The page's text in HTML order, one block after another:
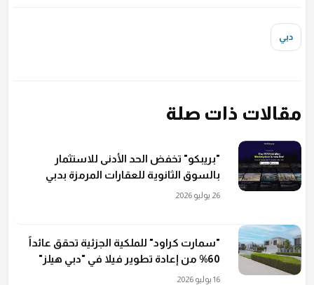
دبي
مقالات ذات صلة
"بريبكو" تخفض الحد الأدنى للاستثمار
بالسوق الثانوية للعقارات المرمزة بدبي
26 يوليو 2026
"سمارت كراود" للملكية الجزئية تحقق عائداً
60% من إعادة تطوير فيلا في "دبي هيلز"
16 يوليو 2026